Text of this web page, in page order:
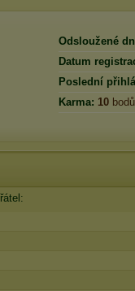
Odsloužené
Datum
Poslední
Karma: 10 bodů